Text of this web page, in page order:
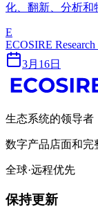
化、翻新、分析和
E
ECOSIRE
3月16日
生态系统的领导者
数字产品店面和完
全球·远程优先
保持更新